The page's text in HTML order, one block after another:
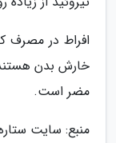
افراط در مصرف
خارش بدن
مضر است.
منبع: سایت